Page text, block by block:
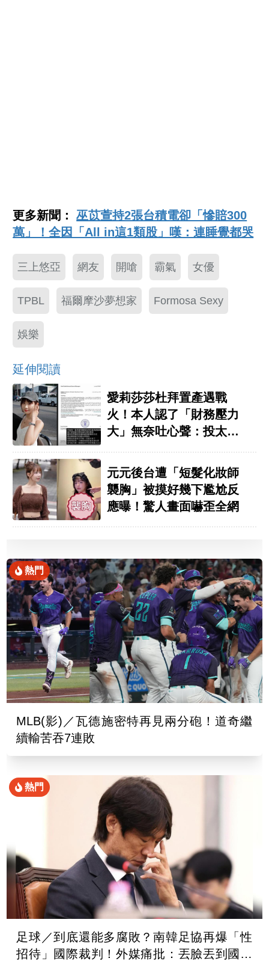
更多新聞：巫苡萱持2張台積電卻「慘賠300
萬」！全因「All in這1類股」嘆：連睡覺都哭
三上悠亞 網友 開嗆 霸氣 女優
TPBL 福爾摩沙夢想家 Formosa Sexy
娛樂
延伸閱讀
愛莉莎莎杜拜置產遇戰
火！本人認了「財務壓力
大」無奈吐心聲：投太多
元元後台遭「短髮化妝師
襲胸」被摸好幾下尷尬反
應曝！驚人畫面嚇歪全網
熱門
MLB(影)／瓦德施密特再見兩分砲！道奇繼
續輸苦吞7連敗
熱門
足球／到底還能多腐敗？南韓足協再爆「性
招待」國際裁判！外媒痛批：丟臉丟到國外